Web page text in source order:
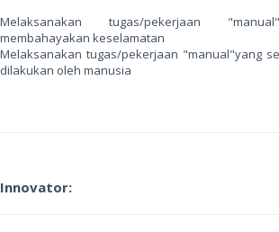
Melaksanakan tugas/pekerjaan
membahayakan keselamatan
Melaksanakan tugas/pekerjaan "manual"yang
dilakukan oleh manusia
Innovator: